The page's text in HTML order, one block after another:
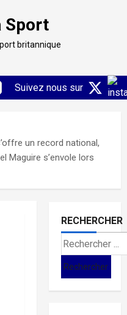
Sport
britannique
Suivez nous sur
un record national,
Maguire s’envole lors
RECHERCHER
Search
for: